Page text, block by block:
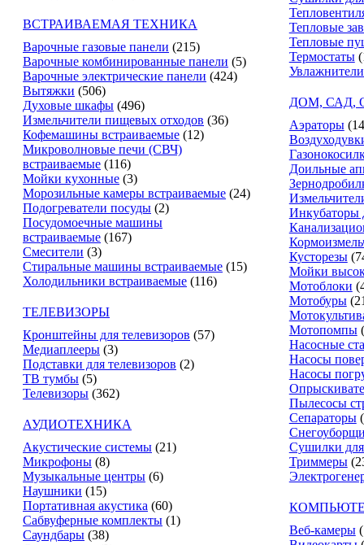
ВСТРАИВАЕМАЯ ТЕХНИКА
Варочные газовые панели (215)
Варочные комбинированные панели (5)
Варочные электрические панели (424)
Вытяжки (506)
Духовые шкафы (496)
Измельчители пищевых отходов (36)
Кофемашины встраиваемые (12)
Микроволновые печи (СВЧ)
встраиваемые (116)
Мойки кухонные (3)
Морозильные камеры встраиваемые (24)
Подогреватели посуды (2)
Посудомоечные машины
встраиваемые (167)
Смесители (3)
Стиральные машины встраиваемые (15)
Холодильники встраиваемые (116)
ТЕЛЕВИЗОРЫ
Кронштейны для телевизоров (57)
Медиаплееры (3)
Подставки для телевизоров (2)
ТВ тумбы (5)
Телевизоры (362)
АУДИОТЕХНИКА
Акустические системы (21)
Микрофоны (8)
Музыкальные центры (6)
Наушники (15)
Портативная акустика (60)
Сабвуферные комплекты (1)
Саундбары (38)
Тепловые
Тепловые
Термостаты
ДОМ, САД,
Аэраторы
Доильные
Инкубаторы
Кусторезы
Мойки
Мотоблоки
Мотобуры
Мотопомпы
Насосные
Насосы
Насосы
Пылесосы
Сепараторы
Сушилки
Триммеры
Веб-камеры